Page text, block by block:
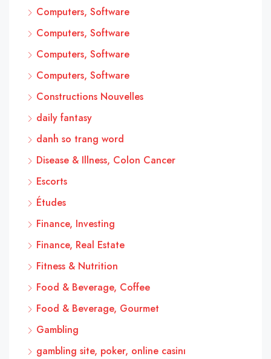
Computers, Software
Computers, Software
Computers, Software
Computers, Software
Constructions Nouvelles
daily fantasy
danh so trang word
Disease & Illness, Colon Cancer
Escorts
Études
Finance, Investing
Finance, Real Estate
Fitness & Nutrition
Food & Beverage, Coffee
Food & Beverage, Gourmet
Gambling
gambling site, poker, online casinı